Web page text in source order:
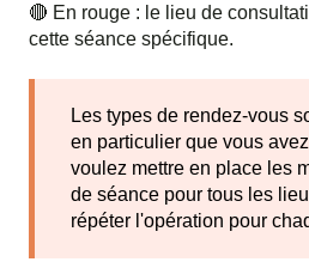
🔴 En rouge : le lieu de
cette séance spécifique.
Les types de rendez-vous
en particulier que vous
voulez mettre en place les
de séance pour tous les
répéter l'opération pour